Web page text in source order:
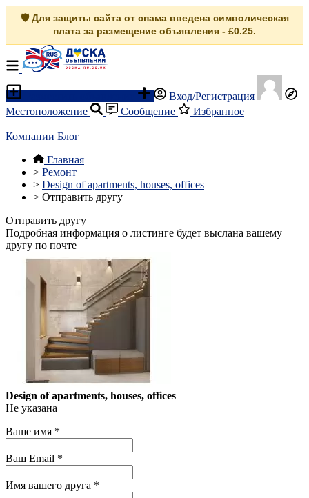
🛡️ Для защиты сайта от спама введена символическая
плата за размещение объявления - £0.25.
Вход/Регистрация
Местоположение
Сообщение Избранное
Компании Блог
Главная
> Ремонт
> Design of apartments, houses, offices
> Отправить другу
Отправить другу
Подробная информация о листинге будет выслана вашему
другу по почте
Design of apartments, houses, offices
Не указана
Ваше имя *
Ваш Email *
Имя вашего друга *